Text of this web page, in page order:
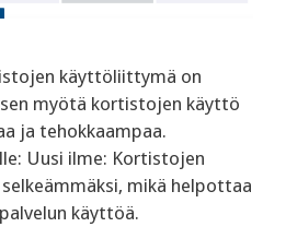
käyttöliittymä on
myötä kortistojen käyttö
ja tehokkaampaa.
Uusi ilme: Kortistojen
mikä helpottaa
käyttöä.